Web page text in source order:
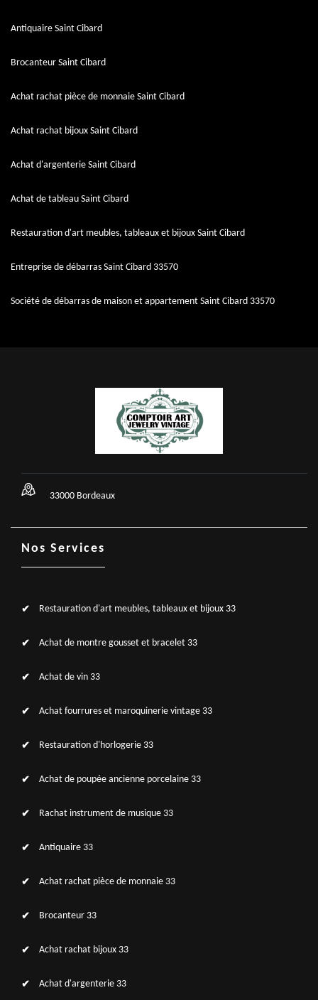
Antiquaire Saint Cibard
Brocanteur Saint Cibard
Achat rachat pièce de monnaie Saint Cibard
Achat rachat bijoux Saint Cibard
Achat d'argenterie Saint Cibard
Achat de tableau Saint Cibard
Restauration d'art meubles, tableaux et bijoux Saint Cibard
Entreprise de débarras Saint Cibard 33570
Société de débarras de maison et appartement Saint Cibard 33570
33000 Bordeaux
Nos Services
Restauration d'art meubles, tableaux et bijoux 33
Achat de montre gousset et bracelet 33
Achat de vin 33
Achat fourrures et maroquinerie vintage 33
Restauration d'horlogerie 33
Achat de poupée ancienne porcelaine 33
Rachat instrument de musique 33
Antiquaire 33
Achat rachat pièce de monnaie 33
Brocanteur 33
Achat rachat bijoux 33
Achat d'argenterie 33